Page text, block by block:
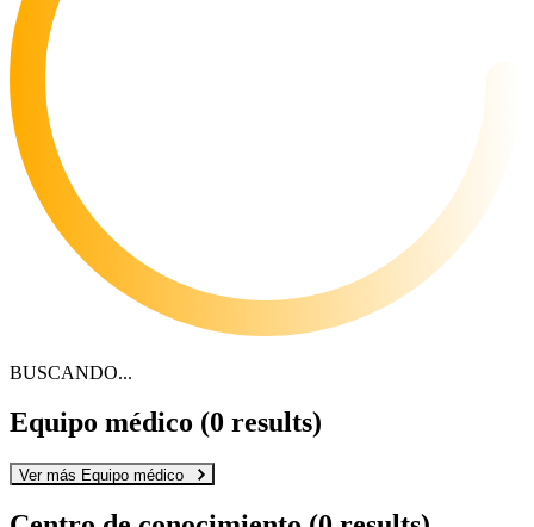
BUSCANDO...
Equipo médico (2 results)